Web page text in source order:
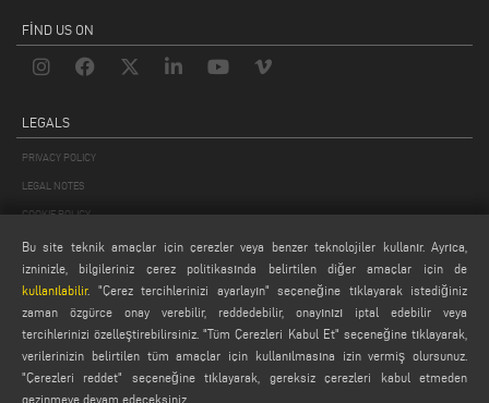
FIND US ON
LEGALS
PRIVACY POLICY
LEGAL NOTES
COOKIE POLICY
GENERAL TERMS AND CONDITIONS OF SALE
GENEL DAĞITIM KOŞULLARI
Bu site teknik amaçlar için çerezler veya benzer teknolojiler kullanır. Ayrıca,
izninizle, bilgileriniz çerez politikasında belirtilen diğer amaçlar için de
kullanılabilir. "Çerez tercihlerinizi ayarlayın" seçeneğine tıklayarak istediğiniz
zaman özgürce onay verebilir, reddedebilir, onayınızı iptal edebilir veya
tercihlerinizi özelleştirebilirsiniz. "Tüm Çerezleri Kabul Et" seçeneğine tıklayarak,
verilerinizin belirtilen tüm amaçlar için kullanılmasına izin vermiş olursunuz.
"Çerezleri reddet" seçeneğine tıklayarak, gereksiz çerezleri kabul etmeden
gezinmeye devam edeceksiniz.